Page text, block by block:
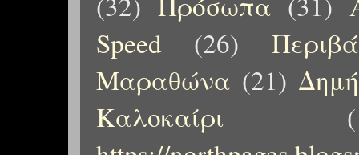
Speed
(26)
Μαραθώνα (21)
Καλοκαίρι